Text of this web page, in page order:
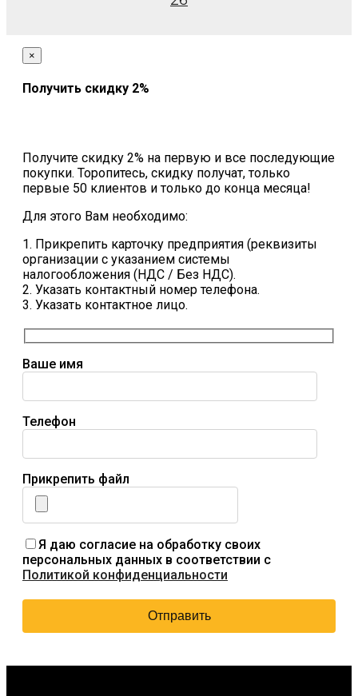
×
Получить скидку 2%
Получите скидку 2% на первую и все последующие
покупки. Торопитесь, скидку получат, только
первые 50 клиентов и только до конца месяца!
Для этого Вам необходимо:
1. Прикрепить карточку предприятия (реквизиты
организации с указанием системы
налогообложения (НДС / Без НДС).
2. Указать контактный номер телефона.
3. Указать контактное лицо.
Ваше имя
Телефон
Прикрепить файл
Я даю согласие на обработку своих
персональных данных в соответствии с
Политикой конфиденциальности